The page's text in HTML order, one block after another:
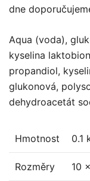
dne
Aqua (voda),
kyselina
propandiol,
glukonová,
dehydroacetát
Hmotnost 0.1
Rozměry 10